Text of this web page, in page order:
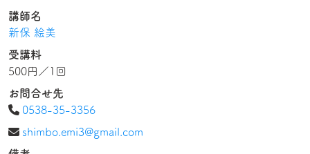
講師名
新保 絵美
受講料
500円／1回
お問合せ先
0538-35-3356
shimbo.emi3@gmail.com